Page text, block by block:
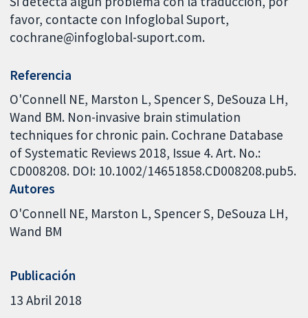
favor, contacte con Infoglobal Suport,
cochrane@infoglobal-suport.com.
Referencia
O'Connell NE, Marston L, Spencer S, DeSouza LH,
Wand BM. Non-invasive brain stimulation
techniques for chronic pain. Cochrane Database
of Systematic Reviews 2018, Issue 4. Art. No.:
CD008208. DOI: 10.1002/14651858.CD008208.pub5.
Autores
O'Connell NE Marston L Spencer S DeSouza LH
Wand BM
Publicación
13 Abril 2018